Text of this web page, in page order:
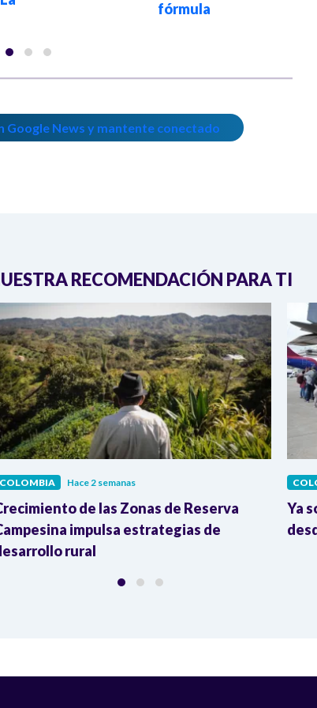
fórmula
Google News y mantente conectado
RECOMENDACIÓN PARA TI
COLOMBIA Hace 2 semanas
de las Zonas de Reserva
impulsa estrategias de
rural
Ya